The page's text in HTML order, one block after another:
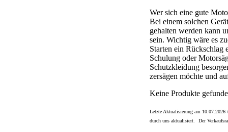
Wer sich eine gute
Bei einem solchen
gehalten werden kann
sein. Wichtig wäre es
Starten ein Rückschlag
Schulung oder
Schutzkleidung
zersägen möchte und
Keine Produkte
Letzte Aktualisierung am 10.07.2026
durch uns aktualisiert.
Der